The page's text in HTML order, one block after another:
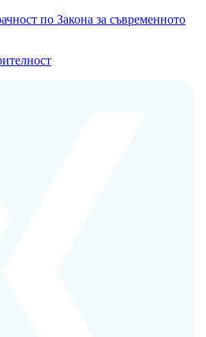
по Закона за съвременното